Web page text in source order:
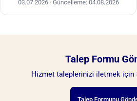
03.07.2026· Güncelleme: 04.08.2026
Talep Formu
Hizmet taleplerinizi iletmek için
Talep Formunu